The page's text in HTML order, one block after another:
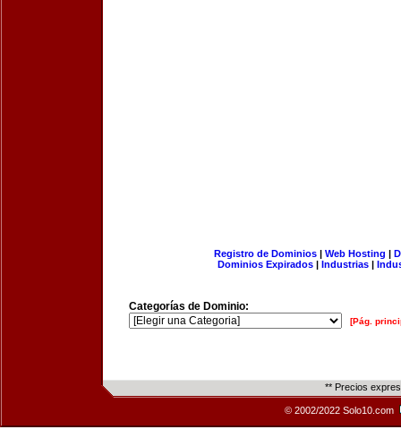
Registro de Dominios| Web Hosting |
Dominios Expirados | Industrias |
Categorías de Dominio:
[Pág.
** Precios
© 2002/2022 Solo10.com